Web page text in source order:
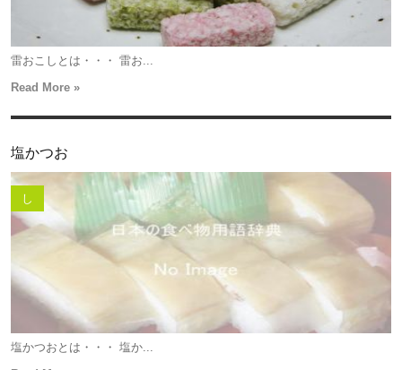
雷おこしとは・・・ 雷お...
Read More »
塩かつお
し
塩かつおとは・・・ 塩か...